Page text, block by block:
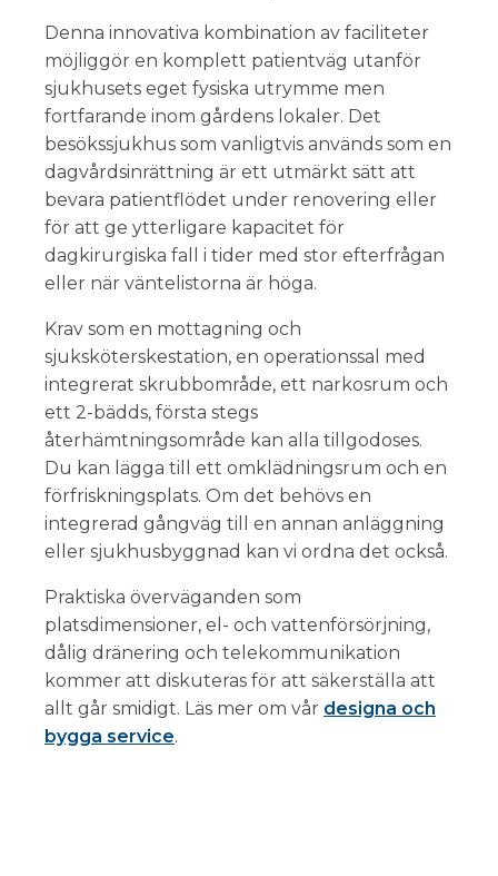
Denna innovativa kombination av faciliteter
möjliggör en komplett patientväg utanför
sjukhusets eget fysiska utrymme men
fortfarande inom gårdens lokaler. Det
besökssjukhus som vanligtvis används som en
dagvårdsinrättning är ett utmärkt sätt att
bevara patientflödet under renovering eller
för att ge ytterligare kapacitet för
dagkirurgiska fall i tider med stor efterfrågan
eller när väntelistorna är höga.
Krav som en mottagning och
sjuksköterskestation, en operationssal med
integrerat skrubbområde, ett narkosrum och
ett 2-bädds, första stegs
återhämtningsområde kan alla tillgodoses.
Du kan lägga till ett omklädningsrum och en
förfriskningsplats. Om det behövs en
integrerad gångväg till en annan anläggning
eller sjukhusbyggnad kan vi ordna det också.
Praktiska överväganden som
platsdimensioner, el- och vattenförsörjning,
dålig dränering och telekommunikation
kommer att diskuteras för att säkerställa att
allt går smidigt. Läs mer om vår designa och
bygga service.